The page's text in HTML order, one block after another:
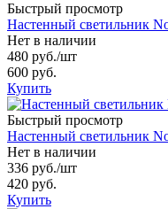
Быстрый просмотр
Настенный светильник
Нет в наличии
480 руб./шт
600 руб.
Купить
Быстрый просмотр
Настенный светильник
Нет в наличии
336 руб./шт
420 руб.
Купить